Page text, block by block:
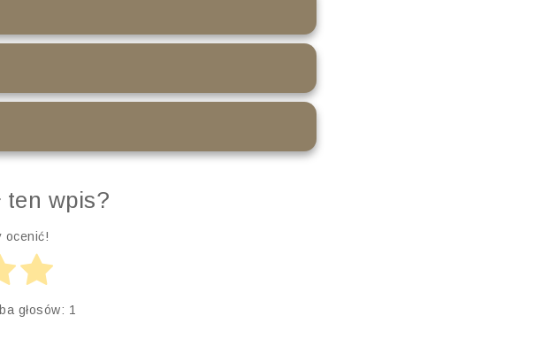
ten wpis?
ocenić!
głosów: 1